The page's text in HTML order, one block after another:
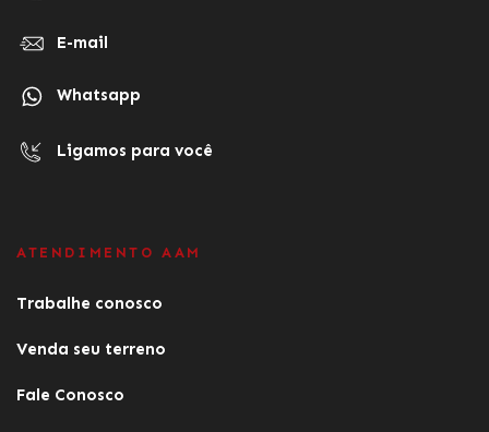
E-mail
Whatsapp
Ligamos para você
ATENDIMENTO AAM
Trabalhe conosco
Venda seu terreno
Fale Conosco